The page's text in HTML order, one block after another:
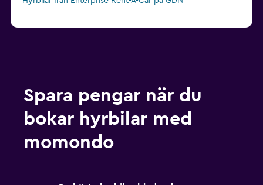
Spara pengar när du
bokar hyrbilar med
momondo